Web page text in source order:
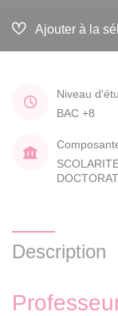
Ajouter à la
Niveau
BAC +8
Description